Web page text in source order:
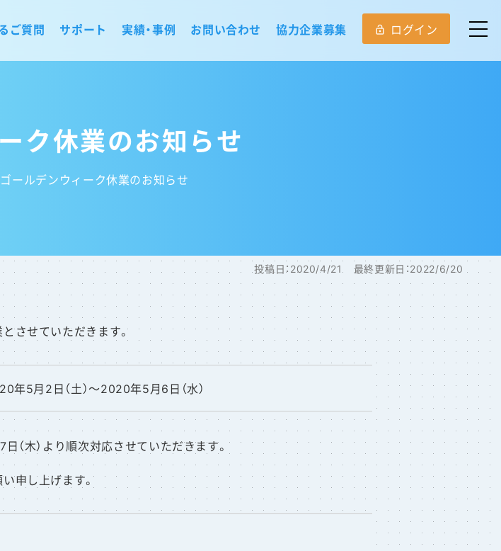
ご質問 サポート 実績・事例 お問い合わせ 協力企業募集 lock_open ログイン
ク休業のお知らせ
ゴールデンウィーク休業のお知らせ
投稿日： 2020/4/21 最終更新日：2022/6/20
させていただきます。
年5月2日（土）～2020年5月6日（水）
木）より順次対応させていただきます。
申し上げます。